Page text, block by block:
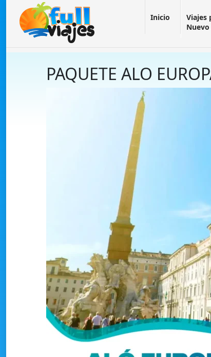
Inicio
Viajes
Nuevo
PAQUETE ALO